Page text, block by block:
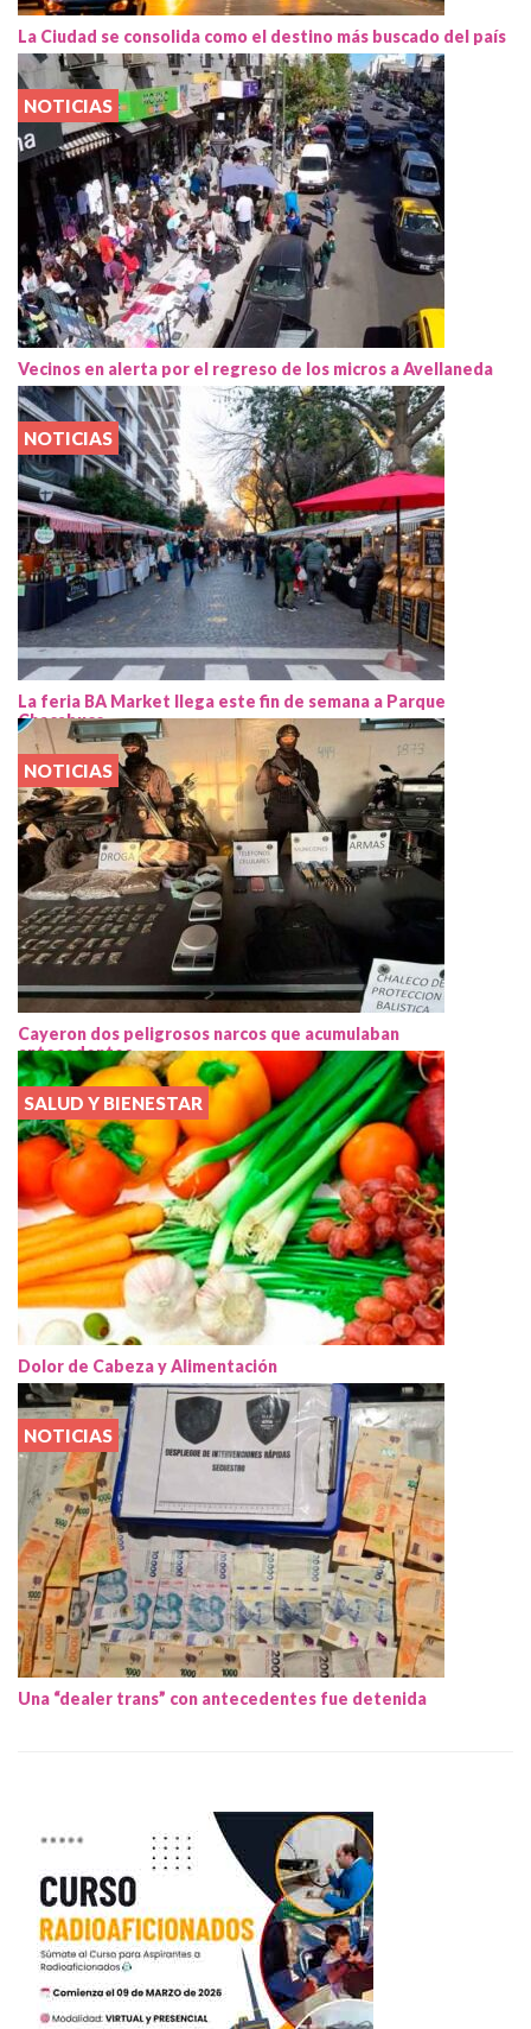
La Ciudad se consolida como el destino más buscado del país
NOTICIAS
Vecinos en alerta por el regreso de los micros a Avellaneda
NOTICIAS
La feria BA Market llega este fin de semana a Parque
Chacabuco
NOTICIAS
Cayeron dos peligrosos narcos que acumulaban
antecedentes
SALUD Y BIENESTAR
Dolor de Cabeza y Alimentación
NOTICIAS
Una “dealer trans” con antecedentes fue detenida